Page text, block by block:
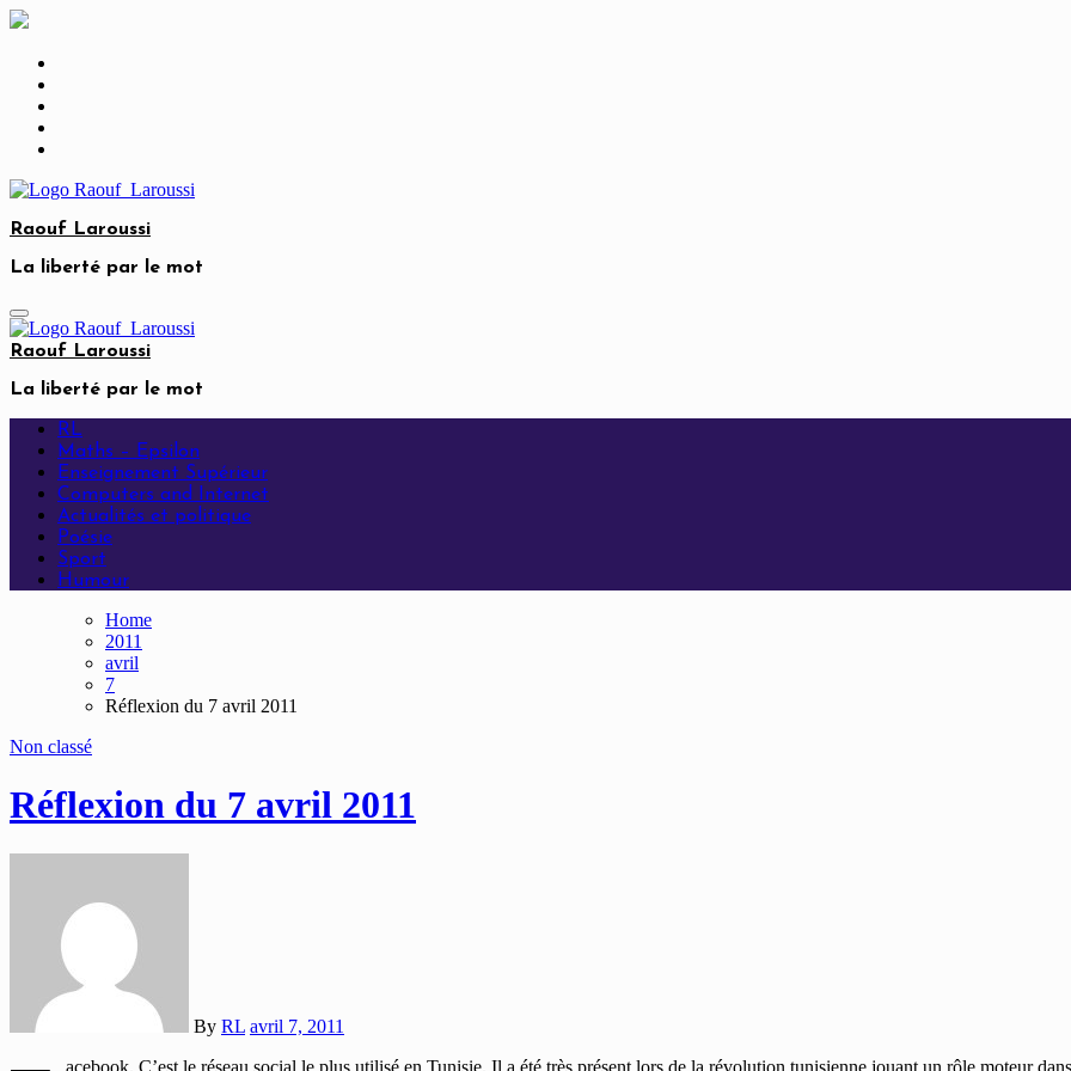
Skip
content
Raouf Laroussi
La liberté par le mot
Raouf Laroussi
La liberté par le mot
RL
Maths – Epsilon
Enseignement Supérieur
Computers and Internet
Actualités et politique
Poésie
Sport
Humour
Home
2011
avril
7
Réflexion du 7 avril 2011
Non classé
Réflexion du 7 avril 2011
By RL avril 7, 2011
acebook. C’est le réseau social le plus utilisé en Tunisie. Il a été très présent lors de la révolution tunisienne jouant un rôle moteur